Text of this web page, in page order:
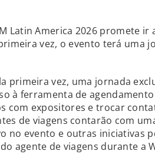
Latin America 2026 promete ir
vez, o evento terá uma
primeira vez, uma jornada
à ferramenta de
com expositores e trocar
de viagens contarão com
no evento e outras iniciativas
agente de viagens durante a